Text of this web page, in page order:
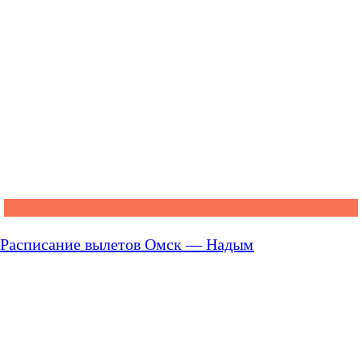
Расписание вылетов Омск — Надым